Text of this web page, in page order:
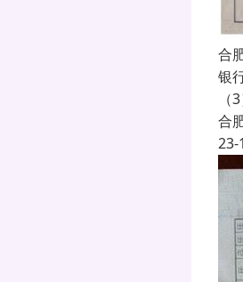
合
银
合
23-